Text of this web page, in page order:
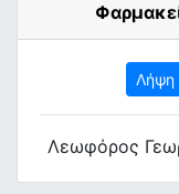
Λήψη
Λεωφόρος